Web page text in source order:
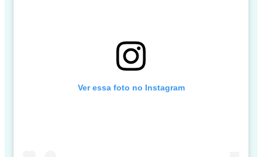
Ver essa foto no Instagram